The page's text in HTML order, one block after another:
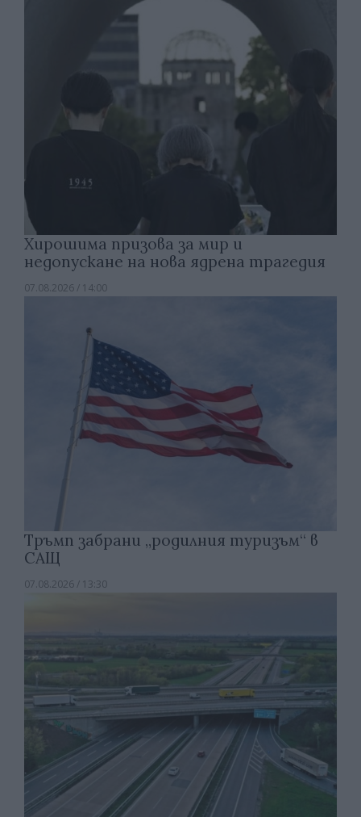
Хирошима призова за мир и
недопускане на нова ядрена трагедия
07.08.2026 / 14:00
Тръмп забрани „родилния туризъм“ в
САЩ
07.08.2026 / 13:30